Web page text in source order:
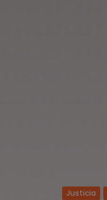
Justicia